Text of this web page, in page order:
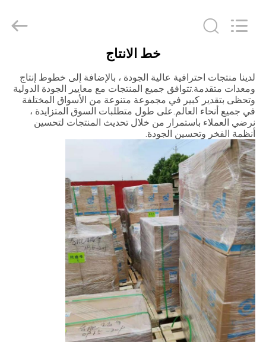
الرئيسية
منتجات
معلومات
عنا
جولة
في
المعمل
مراقبة
الجودة
Rights
Reserved.
Developed
ECER
خط الانتاج
لدينا منتجات احترافية عالية الجودة ، بالإضافة إلى خطوط إنتاج
ومعدات متقدمة.تتوافق جميع المنتجات مع معايير الجودة الدولية
وتحظى بتقدير كبير في مجموعة متنوعة من الأسواق المختلفة
في جميع أنحاء العالم.على طول متطلبات السوق المتزايدة ،
نرضي العملاء باستمرار من خلال تحديث المنتجات لتحسين
أنظمة الفخر وتحسين الجودة.